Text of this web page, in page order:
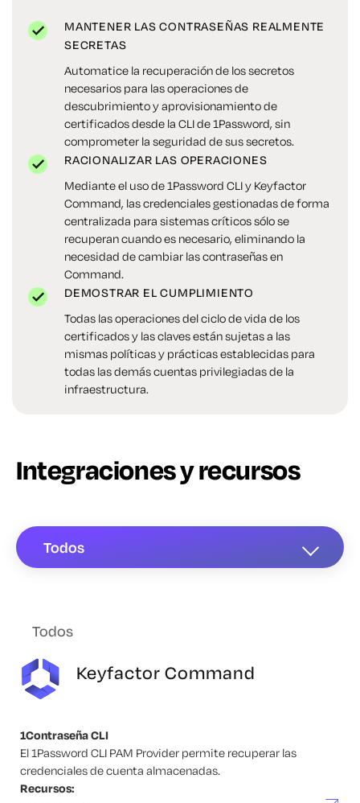
MANTENER LAS CONTRASEÑAS REALMENTE
SECRETAS
Automatice la recuperación de los secretos
necesarios para las operaciones de
descubrimiento y aprovisionamiento de
certificados desde la CLI de 1Password, sin
comprometer la seguridad de sus secretos.
RACIONALIZAR LAS OPERACIONES
Mediante el uso de 1Password CLI y Keyfactor
Command, las credenciales gestionadas de forma
centralizada para sistemas críticos sólo se
recuperan cuando es necesario, eliminando la
necesidad de cambiar las contraseñas en
Command.
DEMOSTRAR EL CUMPLIMIENTO
Todas las operaciones del ciclo de vida de los
certificados y las claves están sujetas a las
mismas políticas y prácticas establecidas para
todas las demás cuentas privilegiadas de la
infraestructura.
Integraciones y recursos
Todos
Todos
Keyfactor Command
1Contraseña CLI
El 1Password CLI PAM Provider permite recuperar las
credenciales de cuenta almacenadas.
Recursos: